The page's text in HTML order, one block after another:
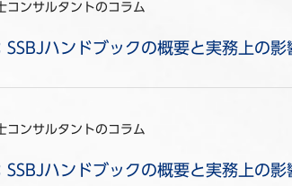
コンサルタントのコラム
SSBJハンドブックの概要と実務上
コンサルタントのコラム
SSBJハンドブックの概要と実務上